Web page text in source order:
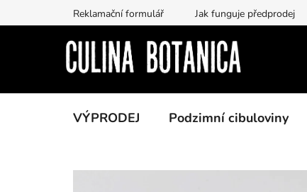
na
Reklamační formulář Jak funguje předprodej
VÝPRODEJ Podzimní cibuloviny